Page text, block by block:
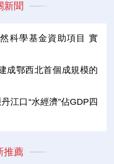
新聞
科學基金資助項目 實
成鄂西北首個成規模的
江口“水經濟”佔GDP四
推薦